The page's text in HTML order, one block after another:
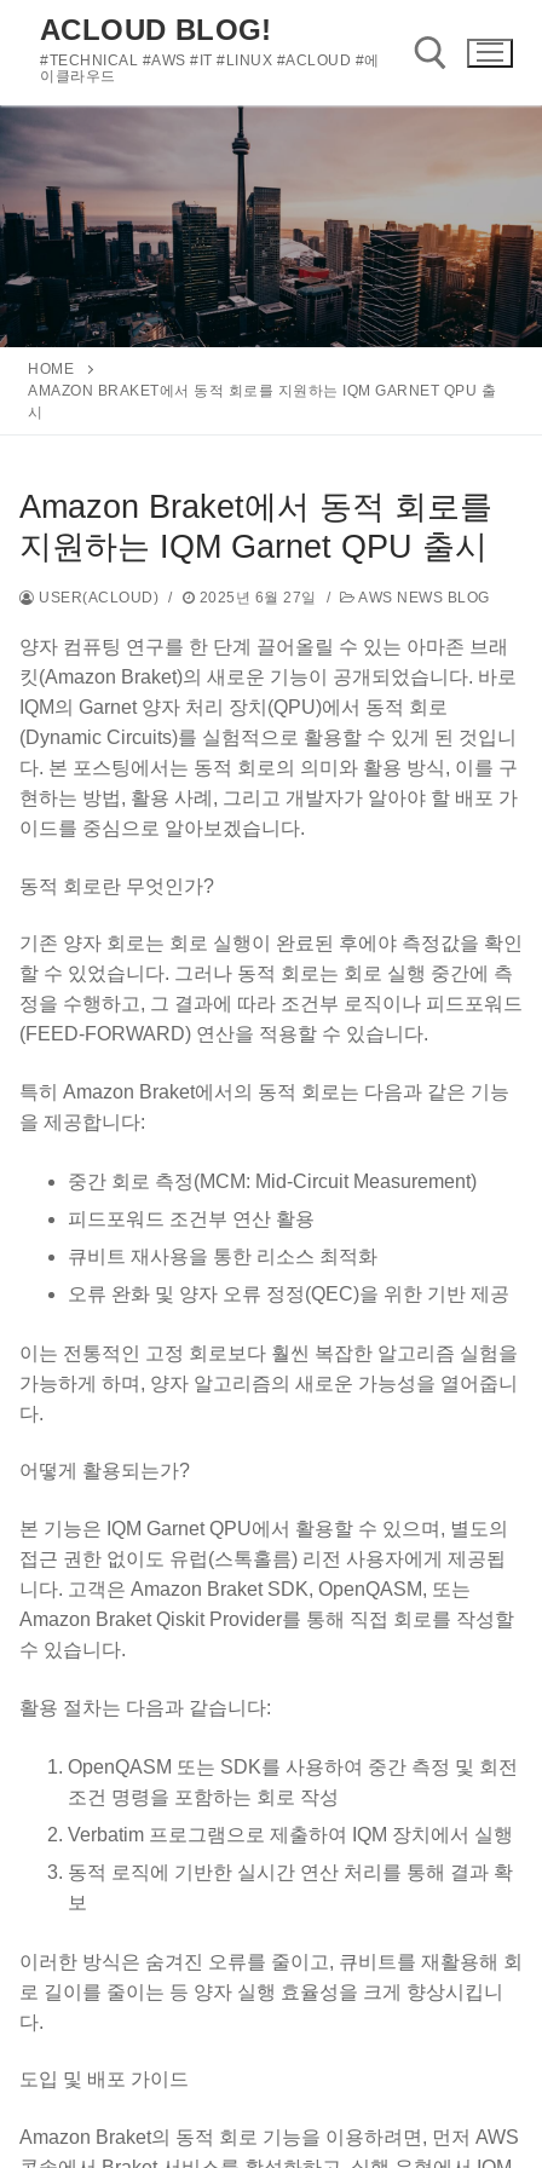
로
로
기
ACLOUD BLOG!
#TECHNICAL #AWS #IT #LINUX #ACLOUD #에
이클라우드
HOME
AMAZON BRAKET에서 동적 회로를 지원하는 IQM GARNET QPU 출
시
Amazon Braket에서 동적 회로를
지원하는 IQM Garnet QPU 출시
USER(ACLOUD) / 2025년 6월 27일 / AWS NEWS BLOG
양자 컴퓨팅 연구를 한 단계 끌어올릴 수 있는 아마존 브래
킷(Amazon Braket)의 새로운 기능이 공개되었습니다. 바로
IQM의 Garnet 양자 처리 장치(QPU)에서 동적 회로
(Dynamic Circuits)를 실험적으로 활용할 수 있게 된 것입니
다. 본 포스팅에서는 동적 회로의 의미와 활용 방식, 이를 구
현하는 방법, 활용 사례, 그리고 개발자가 알아야 할 배포 가
이드를 중심으로 알아보겠습니다.
동적 회로란 무엇인가?
기존 양자 회로는 회로 실행이 완료된 후에야 측정값을 확인
할 수 있었습니다. 그러나 동적 회로는 회로 실행 중간에 측
정을 수행하고, 그 결과에 따라 조건부 로직이나 피드포워드
(FEED-FORWARD) 연산을 적용할 수 있습니다.
특히 Amazon Braket에서의 동적 회로는 다음과 같은 기능
을 제공합니다:
중간 회로 측정(MCM: Mid-Circuit Measurement)
피드포워드 조건부 연산 활용
큐비트 재사용을 통한 리소스 최적화
오류 완화 및 양자 오류 정정(QEC)을 위한 기반 제공
이는 전통적인 고정 회로보다 훨씬 복잡한 알고리즘 실험을
가능하게 하며, 양자 알고리즘의 새로운 가능성을 열어줍니
다.
어떻게 활용되는가?
본 기능은 IQM Garnet QPU에서 활용할 수 있으며, 별도의
접근 권한 없이도 유럽(스톡홀름) 리전 사용자에게 제공됩
니다. 고객은 Amazon Braket SDK, OpenQASM, 또는
Amazon Braket Qiskit Provider를 통해 직접 회로를 작성할
수 있습니다.
활용 절차는 다음과 같습니다:
OpenQASM 또는 SDK를 사용하여 중간 측정 및 회전
조건 명령을 포함하는 회로 작성
Verbatim 프로그램으로 제출하여 IQM 장치에서 실행
동적 로직에 기반한 실시간 연산 처리를 통해 결과 확
보
이러한 방식은 숨겨진 오류를 줄이고, 큐비트를 재활용해 회
로 길이를 줄이는 등 양자 실행 효율성을 크게 향상시킵니
다.
도입 및 배포 가이드
Amazon Braket의 동적 회로 기능을 이용하려면, 먼저 AWS